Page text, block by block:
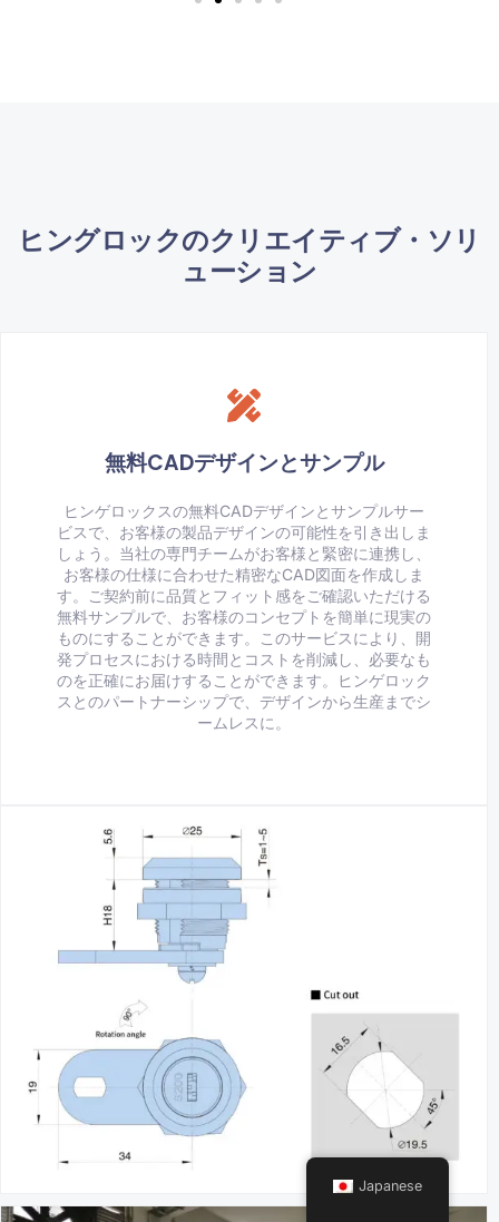
ヒングロックのクリエイティブ・ソリ
ューション
無料CADデザインとサンプル
ヒンゲロックスの無料CADデザインとサンプルサー
ビスで、お客様の製品デザインの可能性を引き出しま
しょう。当社の専門チームがお客様と緊密に連携し、
お客様の仕様に合わせた精密なCAD図面を作成しま
す。ご契約前に品質とフィット感をご確認いただける
無料サンプルで、お客様のコンセプトを簡単に現実の
ものにすることができます。このサービスにより、開
発プロセスにおける時間とコストを削減し、必要なも
のを正確にお届けすることができます。ヒンゲロック
スとのパートナーシップで、デザインから生産までシ
ームレスに。
Japanese